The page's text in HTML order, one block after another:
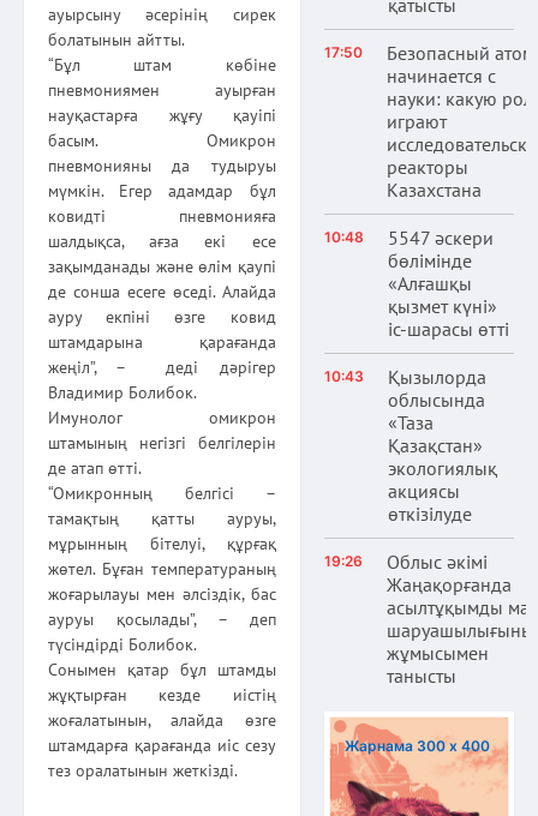
ауырсыну әсерінің сирек
болатынын айтты.
“Бұл штам көбіне
пневмониямен ауырған
науқастарға жұғу қауіпі
басым. Омикрон
пневмонияны да тудыруы
мүмкін. Егер адамдар бұл
ковидті пневмонияға
шалдықса, ағза екі есе
зақымданады және өлім қаупі
де сонша есеге өседі. Алайда
ауру екпіні өзге ковид
штамдарына қарағанда
жеңіл”, – деді дәрігер
Владимир Болибок.
Имунолог омикрон
штамының негізгі белгілерін
де атап өтті.
“Омикронның белгісі –
тамақтың қатты ауруы,
мұрынның бітелуі, құрғақ
жөтел. Бұған температураның
жоғарылауы мен әлсіздік, бас
ауруы қосылады”, – деп
түсіндірді Болибок.
Сонымен қатар бұл штамды
жұқтырған кезде иістің
жоғалатынын, алайда өзге
штамдарға қарағанда иіс сезу
тез оралатынын жеткізді.
қатысты
17:50
Безопасный атом
начинается с
науки: какую
играют
реакторы
Казахстана
10:48
5547 әскери
бөлімінде
«Алғашқы
қызмет күні»
іс-шарасы өтті
10:43
Қызылорда
облысында
«Таза
Қазақстан»
экологиялық
акциясы
өткізілуде
19:26
Облыс әкімі
Жаңақорғанда
асылтұқымды мал
жұмысымен
танысты
Жарнама 300 х 400